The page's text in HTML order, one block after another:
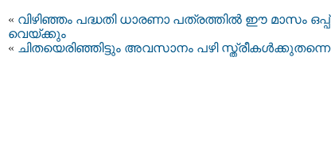
« വിഴിഞ്ഞം പദ്ധതി ധാരണാ പത്രത്തില്‍ ഈ മാസം ഒപ്പ്
വെയ്ക്കും
« ചിതയെരിഞ്ഞിട്ടും അവസാനം പഴി സ്ത്രീകള്‍ക്കുതന്നെ